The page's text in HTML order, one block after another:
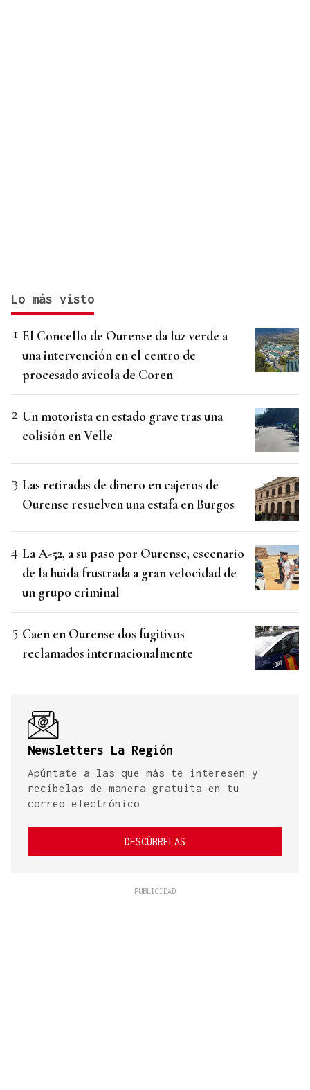
Lo más visto
El Concello de Ourense da luz verde a
una intervención en el centro de
procesado avícola de Coren
Un motorista en estado grave tras una
colisión en Velle
Las retiradas de dinero en cajeros de
Ourense resuelven una estafa en Burgos
La A-52, a su paso por Ourense, escenario
de la huida frustrada a gran velocidad de
un grupo criminal
Caen en Ourense dos fugitivos
reclamados internacionalmente
Newsletters La Región
Apúntate a las que más te interesen y
recíbelas de manera gratuita en tu
correo electrónico
DESCÚBRELAS